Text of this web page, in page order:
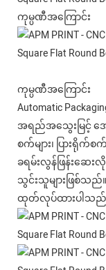
ကုမ္ပဏီအကြောင်း
ကုမ္ပဏီအကြောင်း
Automatic
အရည်အသွေးမြင့် အ
စက်များ၊ ပြားရိုက်စ
ခရမ်းလွန်ဖြန်းဆေး
သွင်းသူများဖြစ်သ
ထုတ်လုပ်ထားပါသည်